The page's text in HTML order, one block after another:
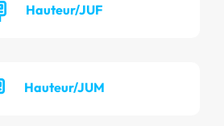
Hauteur/JUF
Hauteur/JUM